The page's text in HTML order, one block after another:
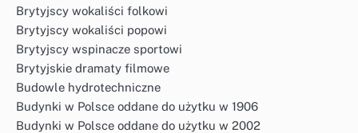
Brytyjscy wokaliści folkowi
Brytyjscy wokaliści popowi
Brytyjscy wspinacze sportowi
Brytyjskie dramaty filmowe
Budowle hydrotechniczne
Budynki w Polsce oddane do użytku w 1906
Budynki w Polsce oddane do użytku w 2002